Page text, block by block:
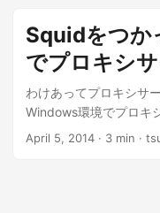
Squidをつか
でプロキシ
わけあってプロキシサ
Windows環境でプロキ
みた。 WindowsでSqui...
April 5, 2014 · 3 min ·